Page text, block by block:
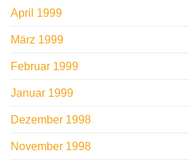
April 1999
März 1999
Februar 1999
Januar 1999
Dezember 1998
November 1998